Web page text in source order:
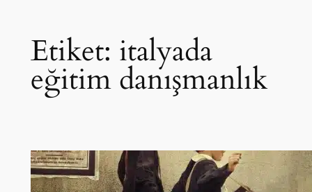
Etiket: italyada
eğitim danışmanlık